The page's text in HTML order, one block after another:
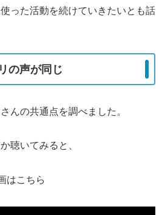
った活動を続けていきたいとも話
の声が同じ
んの共通点を調べました。
聴いてみると、
はこちら